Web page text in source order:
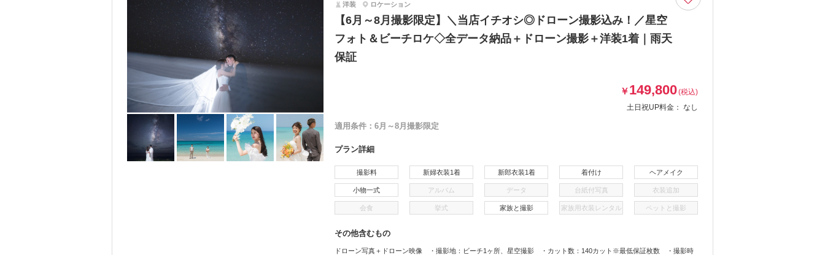
洋装 ロケーション
【6月～8月撮影限定】＼当店イチオシ◎ドローン撮影込み！／星空
フォト＆ビーチロケ◇全データ納品＋ドローン撮影＋洋装1着｜雨天
保証
￥149,800(税込)
土日祝UP料金： なし
適用条件： 6月～8月撮影限定
プラン詳細
撮影料 新婦衣装1着 新郎衣装1着 着付け ヘアメイク
小物一式 アルバム データ 台紙付写真 衣装追加
会食 挙式 家族と撮影 家族用衣装レンタル ペットと撮影
その他含むもの
ドローン写真＋ドローン映像 ・撮影地：ビーチ1ヶ所、星空撮影 ・カット数：140カット※最低保証枚数 ・撮影時